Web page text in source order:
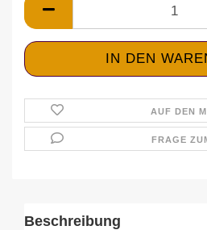
AUF DEN
FRAGE
Beschreibung